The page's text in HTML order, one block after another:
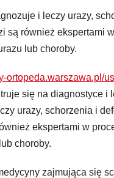
i leczy urazy,
są również ekspertami
lub choroby.
ortopeda.warszawa.pl/
się na diagnostyce
urazy, schorzenia i
ekspertami w
choroby.
zajmująca się